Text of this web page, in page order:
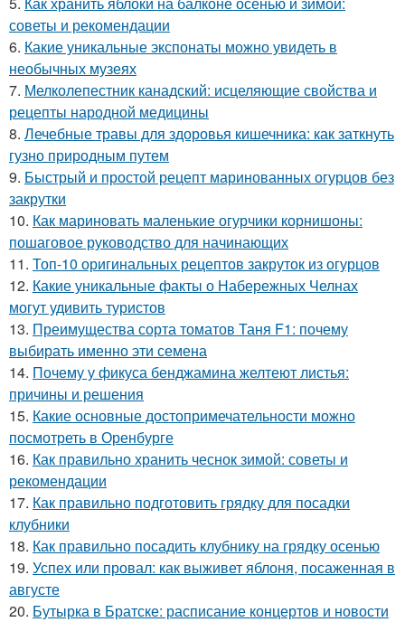
советы и рекомендации
6. Какие уникальные экспонаты можно увидеть в
необычных музеях
7. Мелколепестник канадский: исцеляющие свойства и
рецепты народной медицины
8. Лечебные травы для здоровья кишечника: как заткнуть
гузно природным путем
9. Быстрый и простой рецепт маринованных огурцов без
закрутки
10. Как мариновать маленькие огурчики корнишоны:
пошаговое руководство для начинающих
11. Топ-10 оригинальных рецептов закруток из огурцов
12. Какие уникальные факты о Набережных Челнах
могут удивить туристов
13. Преимущества сорта томатов Таня F1: почему
выбирать именно эти семена
14. Почему у фикуса бенджамина желтеют листья:
причины и решения
15. Какие основные достопримечательности можно
посмотреть в Оренбурге
16. Как правильно хранить чеснок зимой: советы и
рекомендации
17. Как правильно подготовить грядку для посадки
клубники
18. Как правильно посадить клубнику на грядку осенью
19. Успех или провал: как выживет яблоня, посаженная в
августе
20. Бутырка в Братске: расписание концертов и новости